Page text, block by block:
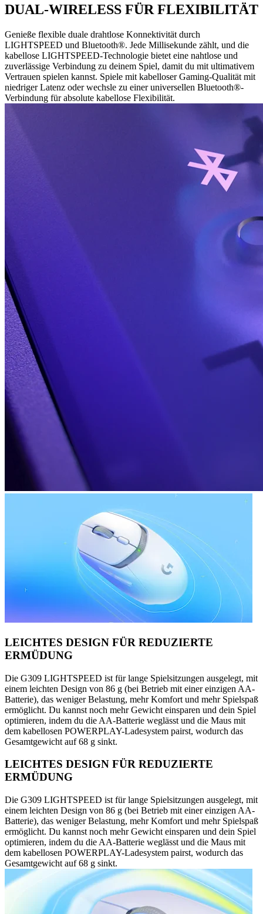
DUAL-WIRELESS FÜR FLEXIBILITÄT
Genieße flexible duale drahtlose Konnektivität durch
LIGHTSPEED und Bluetooth®. Jede Millisekunde zählt, und die
kabellose LIGHTSPEED-Technologie bietet eine nahtlose und
zuverlässige Verbindung zu deinem Spiel, damit du mit ultimativem
Vertrauen spielen kannst. Spiele mit kabelloser Gaming-Qualität mit
niedriger Latenz oder wechsle zu einer universellen Bluetooth®-
Verbindung für absolute kabellose Flexibilität.
LEICHTES DESIGN FÜR REDUZIERTE
ERMÜDUNG
Die G309 LIGHTSPEED ist für lange Spielsitzungen ausgelegt, mit
einem leichten Design von 86 g (bei Betrieb mit einer einzigen AA-
Batterie), das weniger Belastung, mehr Komfort und mehr Spielspaß
ermöglicht. Du kannst noch mehr Gewicht einsparen und dein Spiel
optimieren, indem du die AA-Batterie weglässt und die Maus mit
dem kabellosen POWERPLAY-Ladesystem pairst, wodurch das
Gesamtgewicht auf 68 g sinkt.
LEICHTES DESIGN FÜR REDUZIERTE
ERMÜDUNG
Die G309 LIGHTSPEED ist für lange Spielsitzungen ausgelegt, mit
einem leichten Design von 86 g (bei Betrieb mit einer einzigen AA-
Batterie), das weniger Belastung, mehr Komfort und mehr Spielspaß
ermöglicht. Du kannst noch mehr Gewicht einsparen und dein Spiel
optimieren, indem du die AA-Batterie weglässt und die Maus mit
dem kabellosen POWERPLAY-Ladesystem pairst, wodurch das
Gesamtgewicht auf 68 g sinkt.